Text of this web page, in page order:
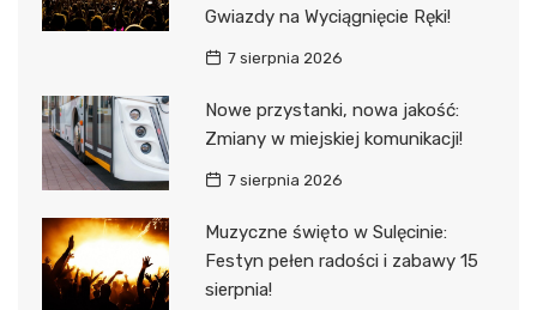
Gwiazdy na Wyciągnięcie Ręki!
7 sierpnia 2026
Nowe przystanki, nowa jakość:
Zmiany w miejskiej komunikacji!
7 sierpnia 2026
Muzyczne święto w Sulęcinie:
Festyn pełen radości i zabawy 15
sierpnia!